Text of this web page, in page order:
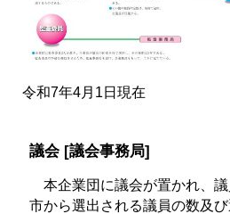
令和7年4月1日現在
議会 [議会事務局]
本企業団に議会が置かれ、
市から選出される議員の数及